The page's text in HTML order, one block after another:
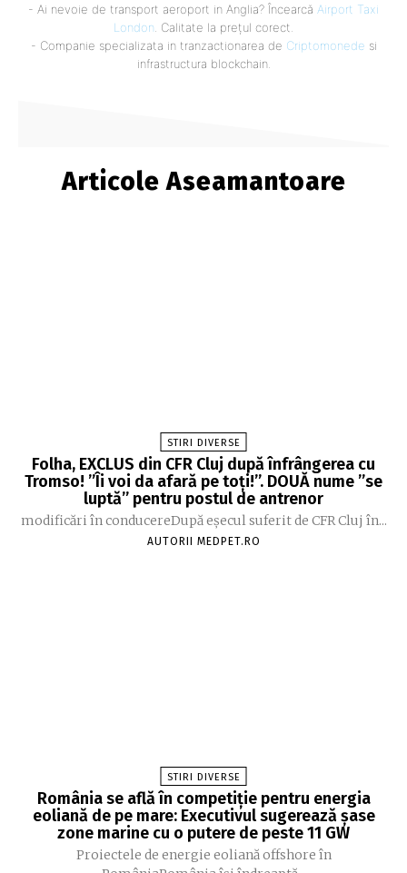
- Ai nevoie de transport aeroport in Anglia? Încearcă Airport Taxi
London. Calitate la prețul corect.
- Companie specializata in tranzactionarea de Criptomonede si
infrastructura blockchain.
Articole Aseamantoare
STIRI DIVERSE
Folha, EXCLUS din CFR Cluj după înfrângerea cu
Tromso! ”Îi voi da afară pe toți!”. DOUĂ nume ”se
luptă” pentru postul de antrenor
modificări în conducereDupă eșecul suferit de CFR Cluj în...
AUTORII MEDPET.RO
STIRI DIVERSE
România se află în competiție pentru energia
eoliană de pe mare: Executivul sugerează șase
zone marine cu o putere de peste 11 GW
Proiectele de energie eoliană offshore în